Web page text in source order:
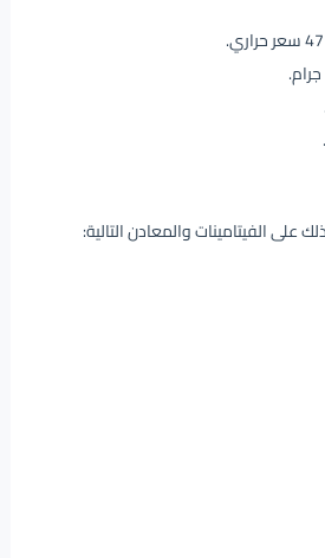
الفيتامينات والمعادن التالية: